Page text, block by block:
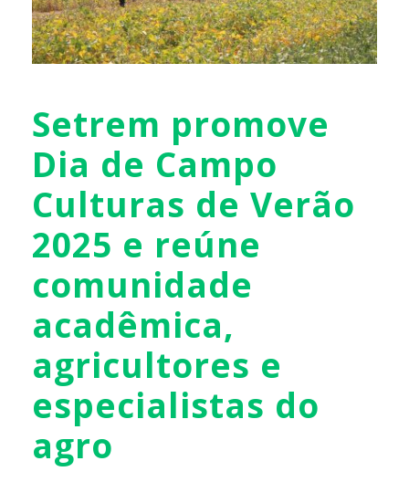
Setrem promove
Dia de Campo
Culturas de Verão
2025 e reúne
comunidade
acadêmica,
agricultores e
especialistas do
agro